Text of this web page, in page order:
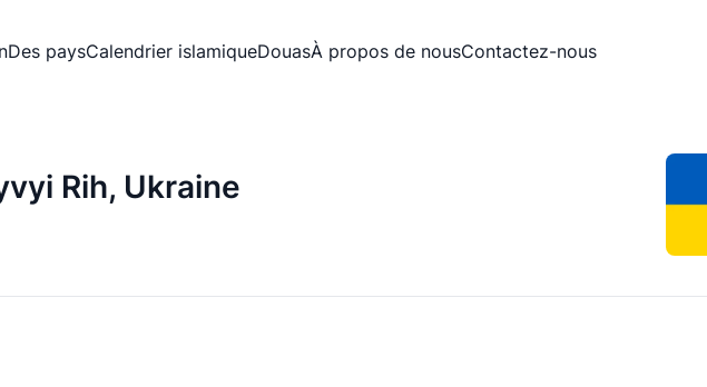
Des paysCalendrier islamiqueDouasÀ propos de nousContactez-nous
Rih, Ukraine